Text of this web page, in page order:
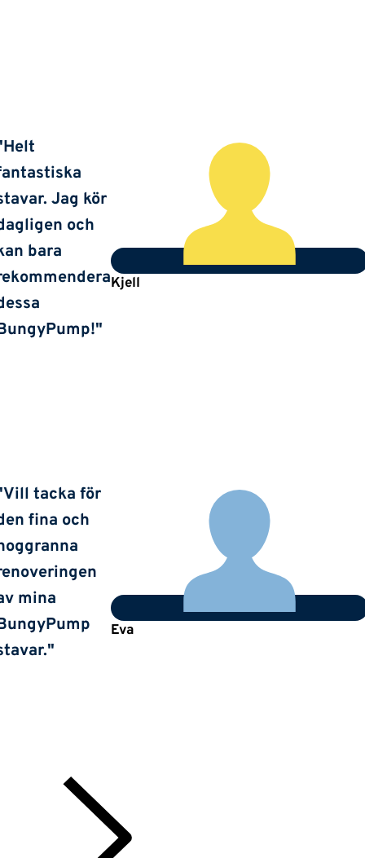
Jag kör
och
bara
Kjell
tacka för
fina och
mina
Eva